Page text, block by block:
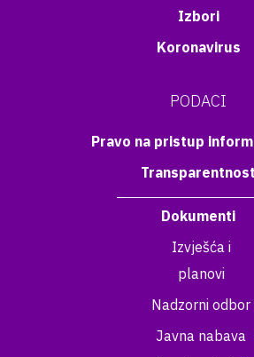
Izbori
Koronavirus
PODACI
Pravo na pristup
Transparentnost
Dokumenti
Izvješća i
planovi
Nadzorni odbor
Javna nabava